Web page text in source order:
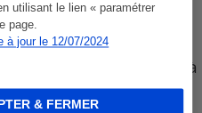
utilisant le lien « paramétrer
page.
à jour le 12/07/2024
& FERMER
sur l’ensemble
Les produits de
sont comparés à
concurrents.